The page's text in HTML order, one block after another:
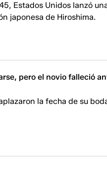
Estados Unidos lanzó
japonesa de Hiroshima.
pero el novio falleció
la fecha de su